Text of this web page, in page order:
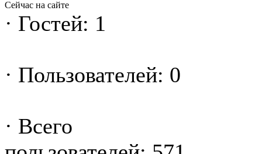
Сейчас на сайте
· Гостей: 1
· Пользователей: 0
· Всего